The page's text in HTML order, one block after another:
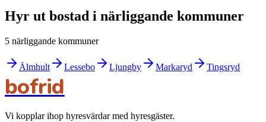
Hyr ut bostad i närliggande kommuner
5 närliggande kommuner
Älmhult Lessebo Ljungby Markaryd Tingsryd
bofrid
Vi kopplar ihop hyresvärdar med hyresgäster.